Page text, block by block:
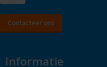
Contacteer ons
Informatie